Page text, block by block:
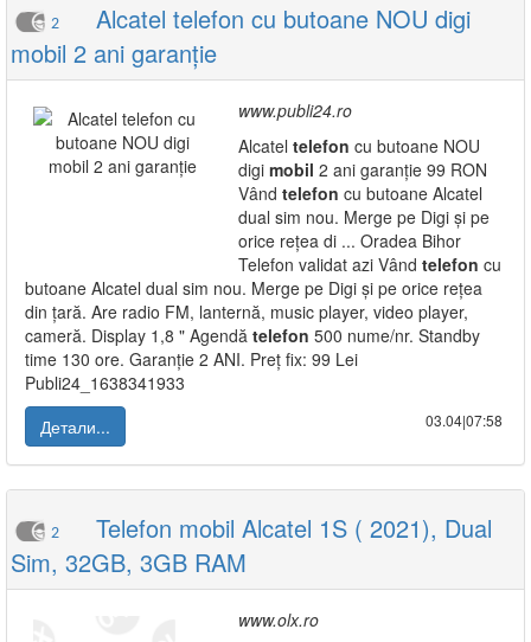
2
Alcatel telefon cu butoane NOU digi
mobil 2 ani garanție
www.publi24.ro
Alcatel telefon cu butoane NOU
digi mobil 2 ani garanție 99 RON
Vând telefon cu butoane Alcatel
dual sim nou. Merge pe Digi și pe
orice rețea di ... Oradea Bihor
Telefon validat azi Vând telefon cu
butoane Alcatel dual sim nou. Merge pe Digi și pe orice rețea
din țară. Are radio FM, lanternă, music player, video player,
cameră. Display 1,8 " Agendă telefon 500 nume/nr. Standby
time 130 ore. Garanție 2 ANI. Preț fix: 99 Lei
Publi24_1638341933
Детали...
03.04|07:58
2
Telefon mobil Alcatel 1S ( 2021), Dual
Sim, 32GB, 3GB RAM
www.olx.ro